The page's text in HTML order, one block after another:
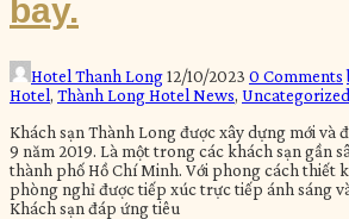
bay.
Hotel Thanh Long12/10/2023 0 Comments
Hotel, Thành Long Hotel News, Uncategorized
Khách sạn Thành Long được xây dựng mới và
9 năm 2019. Là một trong các khách sạn gần
thành phố Hồ Chí Minh. Với phong cách thiết
phòng nghỉ được tiếp xúc trực tiếp ánh sáng
Khách sạn đáp ứng tiêu